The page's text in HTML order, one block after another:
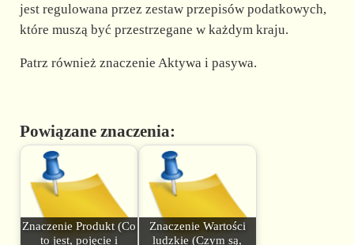
jest regulowana przez zestaw przepisów podatkowych,
które muszą być przestrzegane w każdym kraju.
Patrz również znaczenie Aktywa i pasywa.
Powiązane znaczenia:
Znaczenie Produkt (Co
to jest, pojęcie i
Znaczenie Wartości
ludzkie (Czym są,